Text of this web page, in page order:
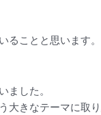
ることと思います。
ました。
きなテーマに取り